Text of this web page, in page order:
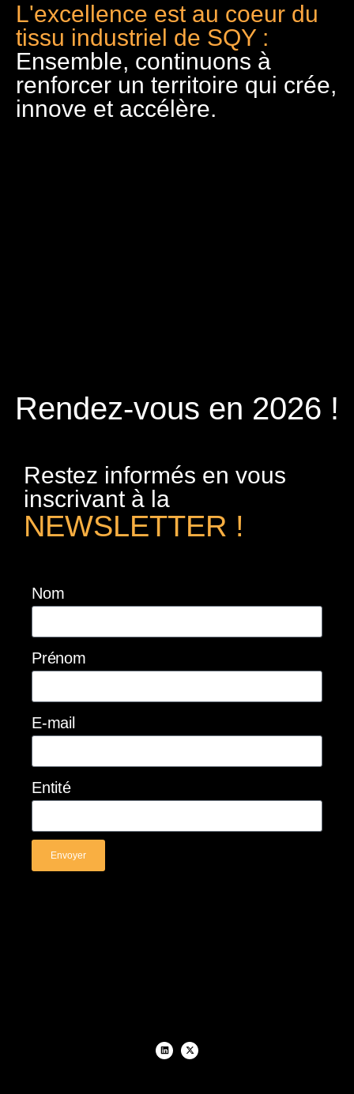
L'excellence est au coeur du
tissu industriel de SQY :
Ensemble, continuons à
renforcer un territoire qui crée,
innove et accélère.
Rendez-vous en 2026 !
Restez informés en vous
inscrivant à la
NEWSLETTER !
Nom
Prénom
E-mail
Entité
Envoyer